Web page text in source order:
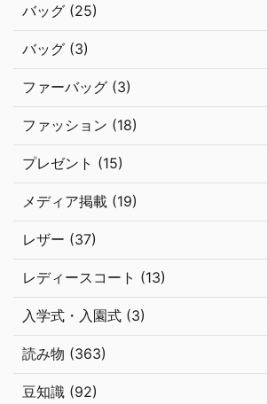
バッグ (25)
バッグ (3)
ファーバッグ (3)
ファッション (18)
プレゼント (15)
メディア掲載 (19)
レザー (37)
レディースコート (13)
入学式・入園式 (3)
読み物 (363)
豆知識 (92)